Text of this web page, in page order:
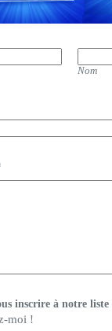
Nom
inscrire à notre
moi !